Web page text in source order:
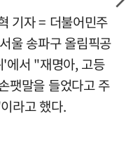
기자 = 더불어민주
울 송파구 올림픽공
에서 "재명아, 고등
팻말을 들었다고 주
라고 했다.